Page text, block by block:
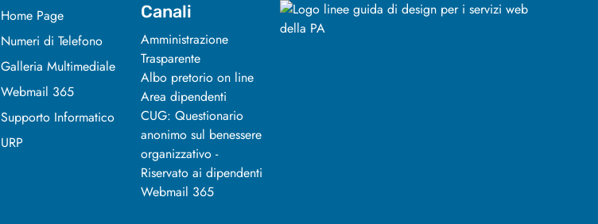
Home Page
Numeri di Telefono
Galleria Multimediale
Webmail 365
Supporto Informatico
URP
Canali
Amministrazione
Trasparente
Albo pretorio on line
Area dipendenti
CUG: Questionario
anonimo sul benessere
organizzativo -
Riservato ai dipendenti
Webmail 365